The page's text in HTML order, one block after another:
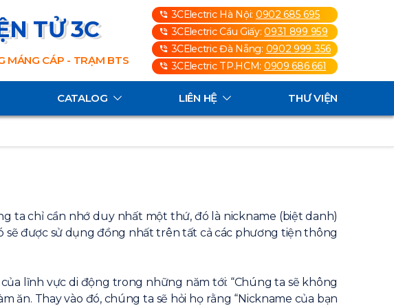
TỬ 3C
MÁNG CÁP - TRẠM BTS
3CElectric Hà Nội: 0902 685 695
3CElectric Cầu Giấy:0931 899 959
3CElectric Đà Nẵng: 0902 999 356
3CElectric TP.HCM: 0909 686 661
CATALOG LIÊN HỆ THƯ VIỆN
ta chỉ cần nhớ duy nhất một thứ, đó là nickname (biệt danh)
sẽ được sử dụng đồng nhất trên tất cả các phương tiện thông
lĩnh vực di động trong những năm tới: “Chúng ta sẽ không
ăn. Thay vào đó, chúng ta sẽ hỏi họ rằng “Nickname của bạn